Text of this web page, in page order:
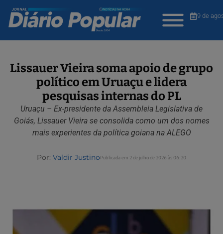
9 de
Lissauer Vieira soma apoio de grupo
político em Uruaçu e lidera
pesquisas internas do PL
Uruaçu – Ex-presidente da Assembleia Legislativa de
Goiás, Lissauer Vieira se consolida como um dos nomes
mais experientes da política goiana na ALEGO
Por: Valdir JustinoPublicada em 2 de julho de 2026 às 06:20